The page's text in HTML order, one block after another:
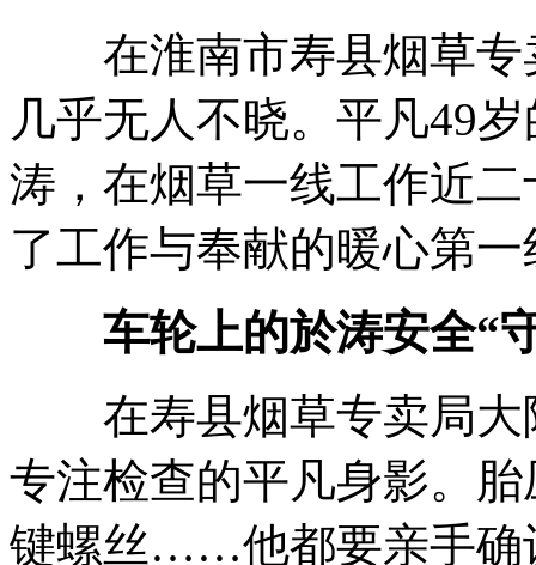
在淮南市寿县烟草专
几乎无人不晓。平凡49
涛，在烟草一线工作近
了工作与奉献的暖心第一
车轮上的於涛安全“
在寿县烟草专卖局大
专注检查的平凡身影。
键螺丝……他都要亲手确